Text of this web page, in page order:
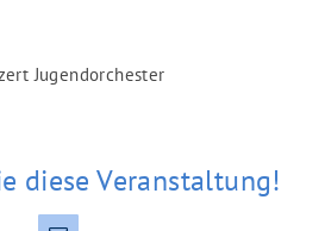
Jugendorchester
diese Veranstaltung!